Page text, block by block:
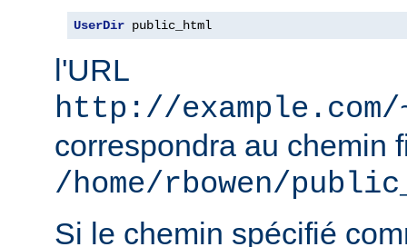
UserDir public_html
l'URL
http://
correspondra au chemin
/home/rbowen/
Si le chemin spécifié